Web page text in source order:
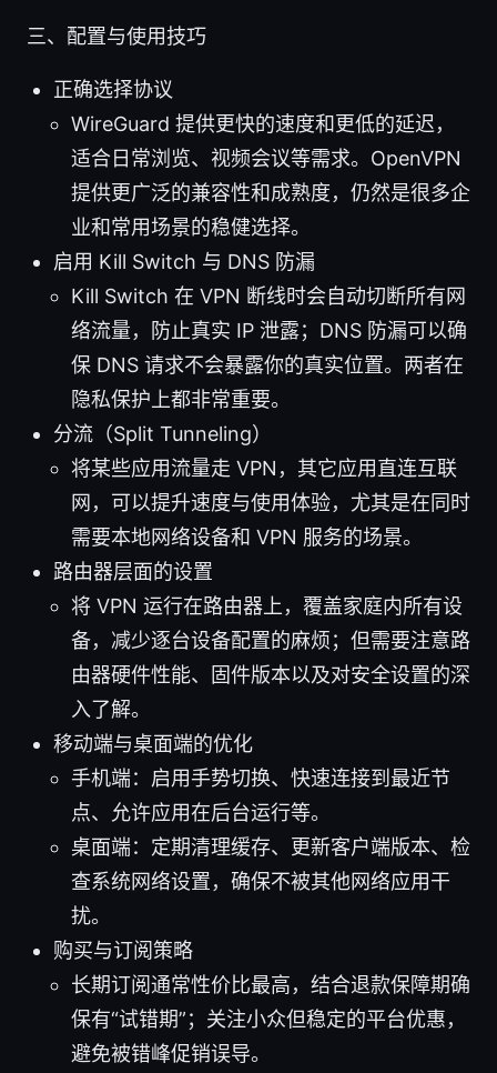
三、配置与使用技巧
正确选择协议
WireGuard 提供更快的速度和更低的延迟，
适合日常浏览、视频会议等需求。OpenVPN
提供更广泛的兼容性和成熟度，仍然是很多企
业和常用场景的稳健选择。
启用 Kill Switch 与 DNS 防漏
Kill Switch 在 VPN 断线时会自动切断所有网
络流量，防止真实 IP 泄露；DNS 防漏可以确
保 DNS 请求不会暴露你的真实位置。两者在
隐私保护上都非常重要。
分流（Split Tunneling）
将某些应用流量走 VPN，其它应用直连互联
网，可以提升速度与使用体验，尤其是在同时
需要本地网络设备和 VPN 服务的场景。
路由器层面的设置
将 VPN 运行在路由器上，覆盖家庭内所有设
备，减少逐台设备配置的麻烦；但需要注意路
由器硬件性能、固件版本以及对安全设置的深
入了解。
移动端与桌面端的优化
手机端：启用手势切换、快速连接到最近节
点、允许应用在后台运行等。
桌面端：定期清理缓存、更新客户端版本、检
查系统网络设置，确保不被其他网络应用干
扰。
购买与订阅策略
长期订阅通常性价比最高，结合退款保障期确
保有“试错期”；关注小众但稳定的平台优惠，
避免被错峰促销误导。